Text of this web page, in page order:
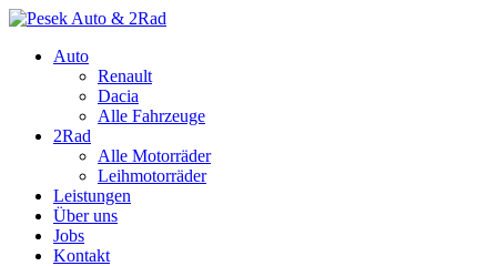
Auto
Renault
Dacia
Alle Fahrzeuge
2Rad
Alle Motorräder
Leihmotorräder
Leistungen
Über uns
Jobs
Kontakt